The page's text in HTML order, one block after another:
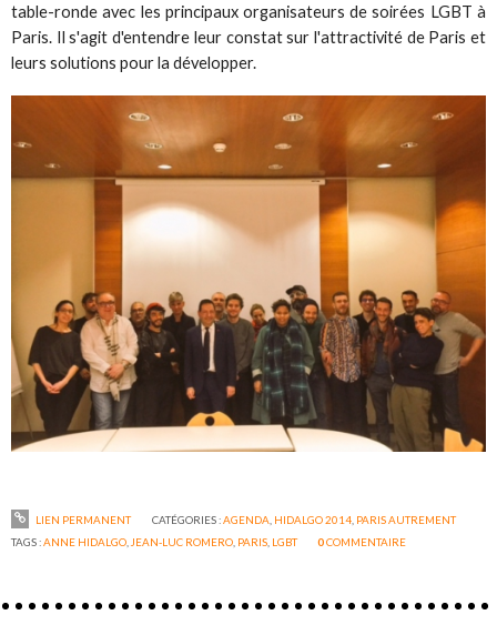
table-ronde avec les principaux organisateurs de soirées LGBT à
Paris. Il s'agit d'entendre leur constat sur l'attractivité de Paris et
leurs solutions pour la développer.
LIEN PERMANENT CATÉGORIES :AGENDA HIDALGO 2014, PARIS AUTREMENT
TAGS :ANNE HIDALGO JEAN-LUC ROMERO PARIS LGBT 0COMMENTAIRE